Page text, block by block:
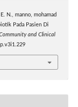
N., manno, mohamad
Pada Pasien Di
and Clinical